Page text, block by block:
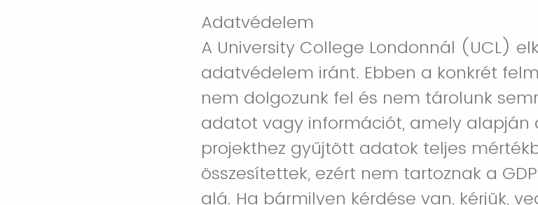
Adatvédelem
A University College Londonnál (UCL)
adatvédelem iránt. Ebben a konkrét
nem dolgozunk fel és nem tárolunk
adatot vagy információt, amely alapján
projekthez gyűjtött adatok teljes
összesítettek, ezért nem tartoznak a
alá. Ha bármilyen kérdése van, kérjük,